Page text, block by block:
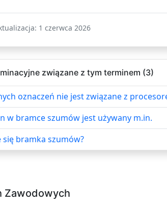
1 czerwca 2026
związane z tym terminem (3)
oznaczeń nie jest związane z
w bramce szumów jest używany m.in.
się bramka szumów?
Zawodowych